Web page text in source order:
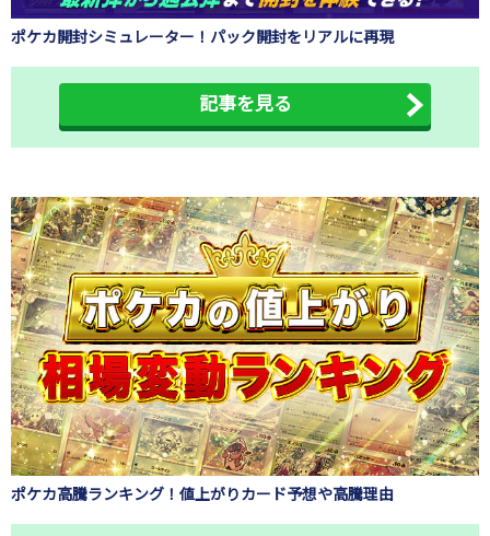
ポケカ開封シミュレーター！パック開封をリアルに再現
記事を見る
ポケカ高騰ランキング！値上がりカード予想や高騰理由